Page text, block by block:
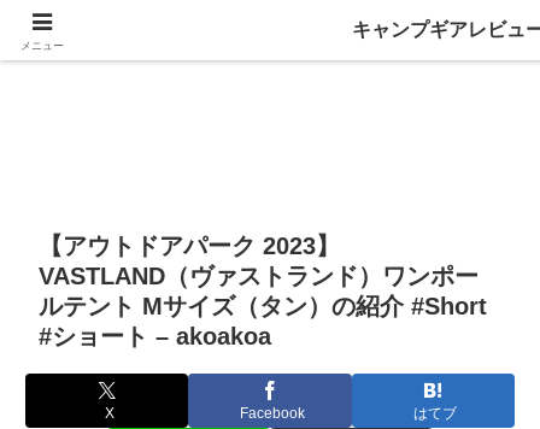
【アウトドアパーク 2023】
VASTLAND（ヴァストランド）ワンポー
ルテント Mサイズ（タン）の紹介 #Short
#ショート – akoakoa
X Facebook はてブ
メニュー
キャンプギアレビュ